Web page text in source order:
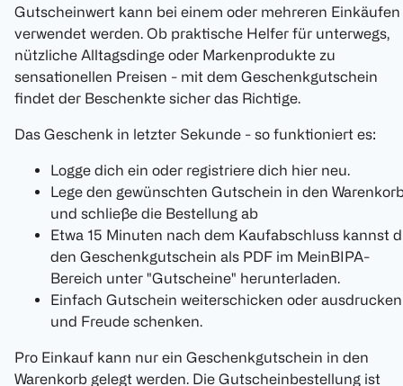
Gutscheinwert kann bei einem oder mehreren Einkäufen
verwendet werden. Ob praktische Helfer für unterwegs,
nützliche Alltagsdinge oder Markenprodukte zu
sensationellen Preisen - mit dem Geschenkgutschein
findet der Beschenkte sicher das Richtige.
Das Geschenk in letzter Sekunde - so funktioniert es:
Logge dich ein oder registriere dich hier neu.
Lege den gewünschten Gutschein in den
und schließe die Bestellung ab
Etwa 15 Minuten nach dem Kaufabschluss kannst
den Geschenkgutschein als PDF im MeinBIPA-
Bereich unter "Gutscheine" herunterladen.
Einfach Gutschein weiterschicken oder ausdrucken
und Freude schenken.
Pro Einkauf kann nur ein Geschenkgutschein in den
Warenkorb gelegt werden. Die Gutscheinbestellung ist